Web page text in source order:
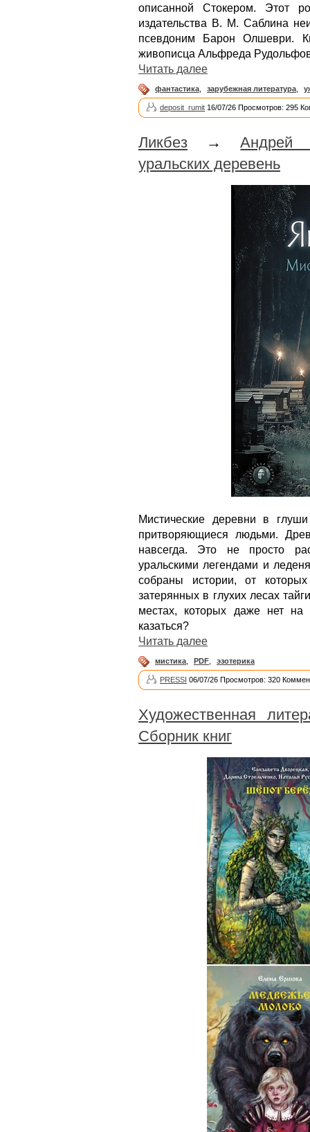
описанной Стокером. Этот
издательства В. М. Саблина
псевдоним Барон Олшеври.
живописца Альфреда
Читать далее
фантастика зарубежная литература
deposit_rumit 16/07/26 Просмотров: 295
Ликбез →Андрей
уральских деревень
Мистические деревни в
притворяющиеся людьми.
навсегда. Это не просто
уральскими легендами и
собраны истории, от
затерянных в глухих лесах
местах, которых даже нет
казаться?
Читать далее
мистика PDF эзотерика
PRESSI 06/07/26 Просмотров: 320
Художественная
Сборник книг